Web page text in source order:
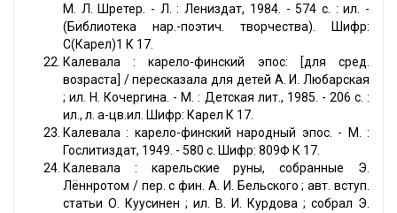
М. Л. Шретер. - Л. : Лениздат, 1984. - 574 с. : ил. -
(Библиотека нар.-поэтич. творчества). Шифр:
С(Карел)1 К 17.
Калевала : карело-финский эпос: [для сред.
возраста] / пересказала для детей А. И. Любарская
; ил. Н. Кочергина. - М. : Детская лит., 1985. - 206 с. :
ил., л. a-цв.ил. Шифр: Карел К 17.
Калевала : карело-финский народный эпос. - М. :
Гослитиздат, 1949. - 580 с. Шифр: 809Ф К 17.
Калевала : карельские руны, собранные Э.
Лённротом / пер. с фин. А. И. Бельского ; авт. вступ.
статьи О. Куусинен ; ил. В. И. Курдова ; собрал Э.